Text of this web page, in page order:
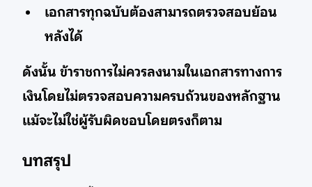
เอกสารทุกฉบับต้องสามารถตรวจสอบย้อน
หลังได้
ดังนั้น ข้าราชการไม่ควรลงนามในเอกสารทางการ
เงินโดยไม่ตรวจสอบความครบถ้วนของหลักฐาน
แม้จะไม่ใช่ผู้รับผิดชอบโดยตรงก็ตาม
บทสรุป